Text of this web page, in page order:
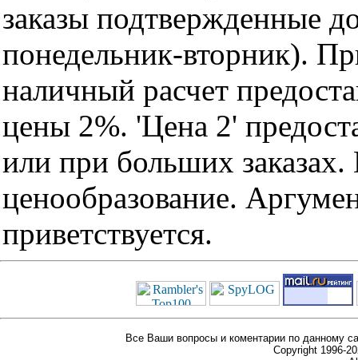
заказы подтвержденные
понедельник-вторник).
наличный расчет
цены 2%. 'Цена 2'
или при больших
ценообразование.
приветствуется.
Все Ваши вопросы и коментарии по данному
Copyright 1996-